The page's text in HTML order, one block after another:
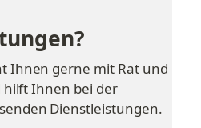
Ihnen gerne mit Rat und
hilft Ihnen bei der
Dienstleistungen.